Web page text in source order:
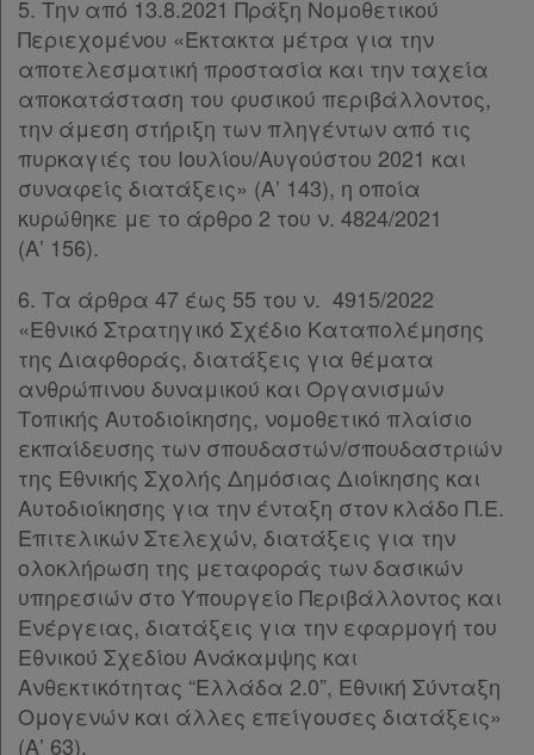
Χρήσιμα
Assistant
5. Την από 13.8.2021 Πράξη Νομοθετικού
Περιεχομένου «Έκτακτα μέτρα για την
αποτελεσματική προστασία και την ταχεία
αποκατάσταση του φυσικού περιβάλλοντος,
την άμεση στήριξη των πληγέντων από τις
πυρκαγιές του Ιουλίου/Αυγούστου 2021 και
συναφείς διατάξεις» (Α’ 143), η οποία
κυρώθηκε με το άρθρο 2 του ν. 4824/2021
(Α’ 156).
6. Τα άρθρα 47 έως 55 του ν. 4915/2022
«Εθνικό Στρατηγικό Σχέδιο Καταπολέμησης
της Διαφθοράς, διατάξεις για θέματα
ανθρώπινου δυναμικού και Οργανισμών
Τοπικής Αυτοδιοίκησης, νομοθετικό πλαίσιο
εκπαίδευσης των σπουδαστών/σπουδαστριών
της Εθνικής Σχολής Δημόσιας Διοίκησης και
Αυτοδιοίκησης για την ένταξη στον κλάδο Π.Ε.
Επιτελικών Στελεχών, διατάξεις για την
ολοκλήρωση της μεταφοράς των δασικών
υπηρεσιών στο Υπουργείο Περιβάλλοντος και
Ενέργειας, διατάξεις για την εφαρμογή του
Εθνικού Σχεδίου Ανάκαμψης και
Ανθεκτικότητας “Ελλάδα 2.0”, Εθνική Σύνταξη
Ομογενών και άλλες επείγουσες διατάξεις»
(Α’ 63).